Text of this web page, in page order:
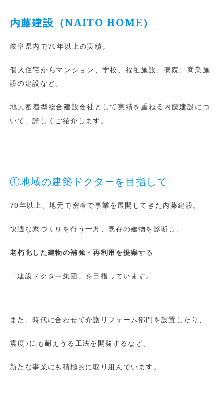
内藤建設（NAITO HOME）
岐阜県内で70年以上の実績。
個人住宅からマンション、学校、福祉施設、病院、商業施
設の建設など、
地元密着型総合建設会社として実績を重ねる内藤建設につ
いて、詳しくご紹介します。
①地域の建築ドクターを目指して
70年以上、地元で密着で事業を展開してきた内藤建設。
快適な家づくりを行う一方、既存の建物を診断し、
老朽化した建物の補強・再利用を提案する
「建設ドクター集団」を目指しています。
また、時代に合わせて介護リフォーム部門を設置したり、
震度7にも耐えうる工法を開発するなど、
新たな事業にも積極的に取り組んでいます。